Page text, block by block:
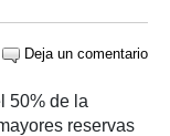
Deja un comentario
50% de la
reservas